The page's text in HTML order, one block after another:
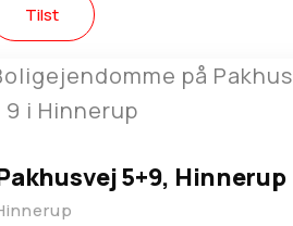
Tilst
5+9, Hinnerup